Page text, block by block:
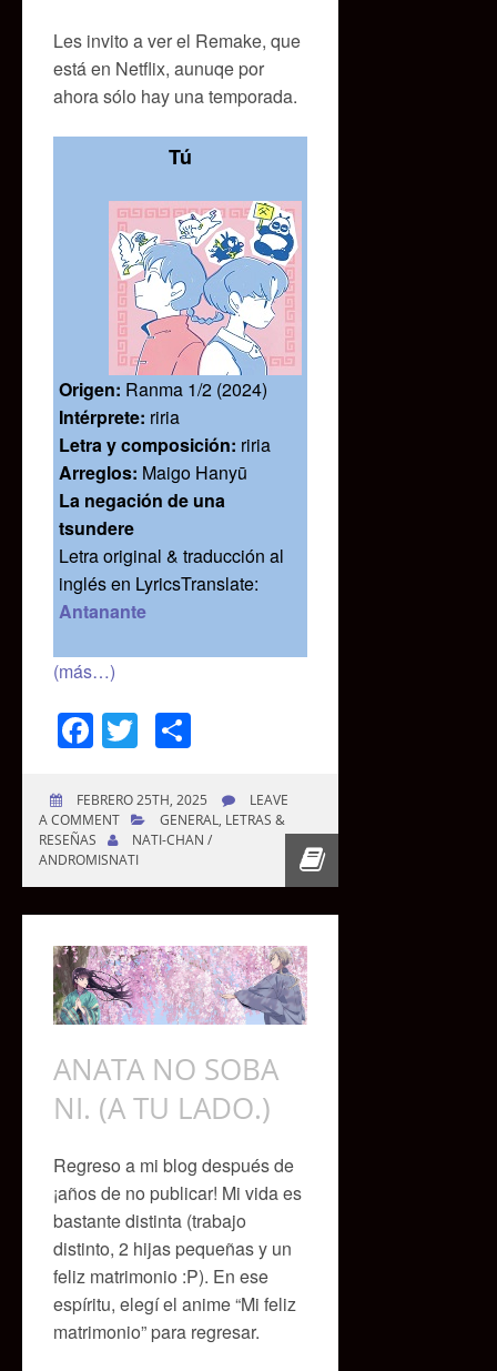
Les invito a ver el Remake, que
está en Netflix, aunuqe por
ahora sólo hay una temporada.
Tú
Origen: Ranma 1/2 (2024)
Intérprete: riria
Letra y composición: riria
Arreglos: Maigo Hanyū
La negación de una
tsundere
Letra original & traducción al
inglés en LyricsTranslate:
Antanante
(más…)
Facebook
Twitter
FEBRERO 25TH, 2025
LEAVE
A COMMENT
GENERAL, LETRAS &
RESEÑAS
NATI-CHAN /
ANDROMISNATI
ANATA NO SOBA
NI. (A TU LADO.)
Regreso a mi blog después de
¡años de no publicar! Mi vida es
bastante distinta (trabajo
distinto, 2 hijas pequeñas y un
feliz matrimonio :P). En ese
espíritu, elegí el anime “Mi feliz
matrimonio” para regresar.